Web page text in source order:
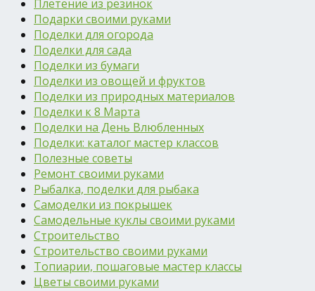
Плетение из резинок
Подарки своими руками
Поделки для огорода
Поделки для сада
Поделки из бумаги
Поделки из овощей и фруктов
Поделки из природных материалов
Поделки к 8 Марта
Поделки на День Влюбленных
Поделки: каталог мастер классов
Полезные советы
Ремонт своими руками
Рыбалка, поделки для рыбака
Самоделки из покрышек
Самодельные куклы своими руками
Строительство
Строительство своими руками
Топиарии, пошаговые мастер классы
Цветы своими руками